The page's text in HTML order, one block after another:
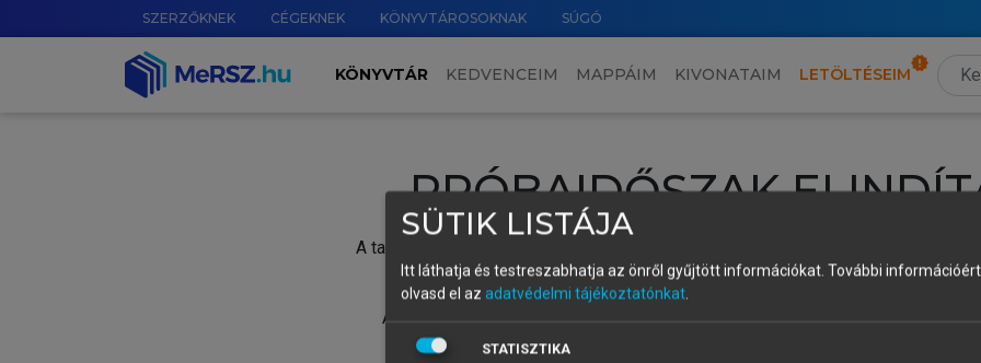
SZERZŐKNEK CÉGEKNEK KÖNYVTÁROSOKNAK SÚGÓ
KÖNYVTÁR KEDVENCEIM MAPPÁIM KIVONATAIM LETÖLTÉSEIM
PRÓBAIDŐSZAK
A tartalom megtekintéséhez lépj be a saját fiókoddal, iskolai azonosítóddal vagy
Új felhasználóként1 óra díjmentes hozzáférésrevagy
A próbaidőszak elindításához,
vagy hozz
A regisztráció után a
SÜTIK LISTÁJA
Itt láthatja és testreszabhatja az önről gyűjtött információkat. További
olvasd el az adatvédelmi tájékoztatónkat.
STATISZTIKA